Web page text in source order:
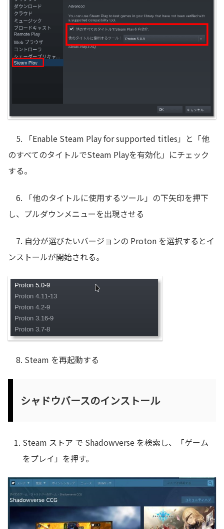
5. 「Enable Steam Play for supported titles」と「他
のすべてのタイトルでSteam Playを有効化」にチェック
する。
6. 「他のタイトルに使用するツール」の下矢印を押下
し、プルダウンメニューを出現させる
7. 自分が選びたいバージョンの Proton を選択するとイ
ンストールが開始される。
8. Steam を再起動する
シャドウバースのインストール
Steam ストア で Shadowverse を検索し、「ゲーム
をプレイ」を押す。